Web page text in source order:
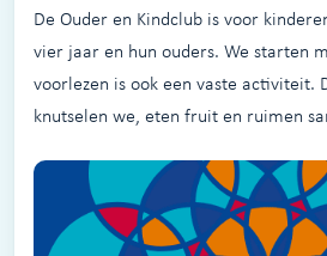
De Ouder en Kindclub is voor
vier jaar en hun ouders. We starten
voorlezen is ook een vaste activiteit.
knutselen we, eten fruit en ruimen